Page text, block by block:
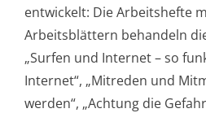
entwickelt: Die Arbeitshefte
Arbeitsblättern behandeln
„Surfen und Internet – so
Internet“, „Mitreden und
werden“, „Achtung die